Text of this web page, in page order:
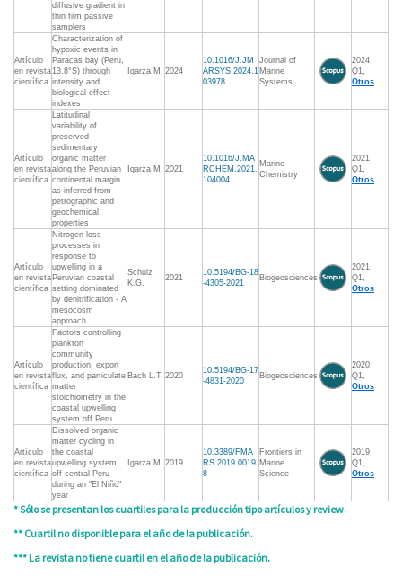
diffusive gradient in
thin film passive
samplers
Artículo
en revista
científica
Characterization of
hypoxic events in
Paracas bay (Peru,
13.8°S) through
intensity and
biological effect
indexes
Igarza M. 2024
10.1016/J.JM
ARSYS.2024.1
03978
Journal of
Marine
Systems
2024:
Q1,
Otros
Artículo
en revista
científica
Latitudinal
variability of
preserved
sedimentary
organic matter
along the Peruvian
continental margin
as inferred from
petrographic and
geochemical
properties
Igarza M. 2021
10.1016/J.MA
RCHEM.2021.
104004
Marine
Chemistry
2021:
Q1,
Otros
Artículo
en revista
científica
Nitrogen loss
processes in
response to
upwelling in a
Peruvian coastal
setting dominated
by denitrification - A
mesocosm
approach
Schulz
K.G.
2021
10.5194/BG-18
-4305-2021
Biogeosciences
2021:
Q1,
Otros
Artículo
en revista
científica
Factors controlling
plankton
community
production, export
flux, and particulate
matter
stoichiometry in the
coastal upwelling
system off Peru
Bach L.T. 2020
10.5194/BG-17
-4831-2020
Biogeosciences
2020:
Q1,
Otros
Artículo
en revista
científica
Dissolved organic
matter cycling in
the coastal
upwelling system
off central Peru
during an "El Niño"
year
Igarza M. 2019
10.3389/FMA
RS.2019.0019
8
Frontiers in
Marine
Science
2019:
Q1,
Otros
* Sólo se presentan los cuartiles para la producción tipo artículos y review.
** Cuartil no disponible para el año de la publicación.
*** La revista no tiene cuartil en el año de la publicación.